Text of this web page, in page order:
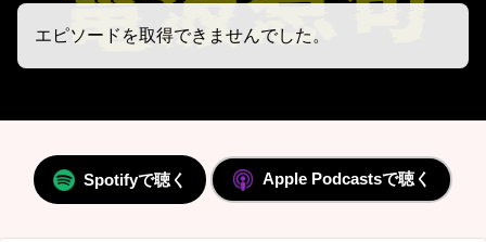
エピソードを取得できませんでした。
Spotifyで聴く Apple Podcastsで聴く